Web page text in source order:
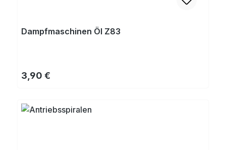
Dampfmaschinen Öl Z83
Regulärer Preis:
3,90 €